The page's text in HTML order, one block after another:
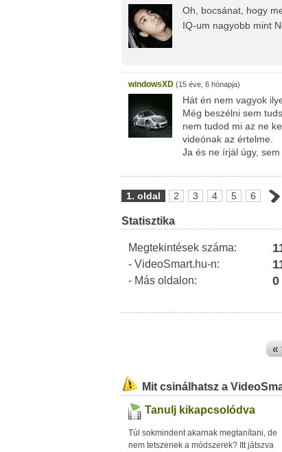
Oh, bocsánat, hogy
IQ-um nagyobb mint
windowsXD (15 éve, 6 hónapja)
Hát én nem vagyok
Még beszélni sem
nem tudod mi az ne
videónak az értelme.
Ja és ne írjál úgy,
1. oldal 2 3 4 5 6
Statisztika
Megtekintések száma:
- VideoSmart.hu-n:
- Más oldalon: 0
«
Mit csinálhatsz a
Tanulj kikapcsolódva
Túl sokmindent akarnak megtanítani, de
nem tetszenek a módszerek? Itt játszva